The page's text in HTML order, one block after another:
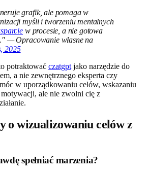
grafik, ale pomaga w
myśli i tworzeniu mentalnych
w procesie, a nie gotowa
— Opracowanie własne na
2025
potraktować czatgpt jako narzędzie do
a nie zewnętrznego eksperta czy
w uporządkowaniu celów, wskazaniu
ale nie zwolni cię z
o wizualizowaniu celów z
spełniać marzenia?